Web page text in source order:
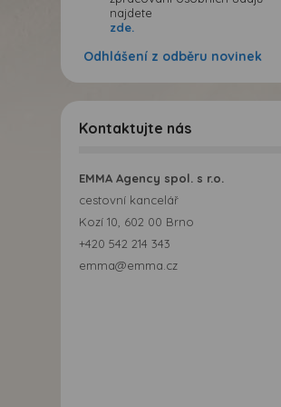
najdete
zde.
Odhlášení z odběru novinek
Kontaktujte nás
EMMA Agency spol. s r.o.
cestovní kancelář
Kozí 10, 602 00 Brno
+420 542 214 343
emma@emma.cz